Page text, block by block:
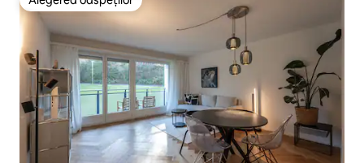
Alegerea oaspeților